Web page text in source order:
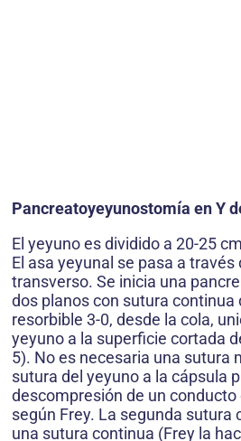
Pancreatoyeyunostomía en Y
El yeyuno es dividido a 20-25
El asa yeyunal se pasa a
transverso. Se inicia una
dos planos con sutura continua
resorbible 3-0, desde la cola,
yeyuno a la superficie cortada
5). No es necesaria una sutura
sutura del yeyuno a la cápsula
descompresión de un
según Frey. La segunda sutura
una sutura continua (Frey la